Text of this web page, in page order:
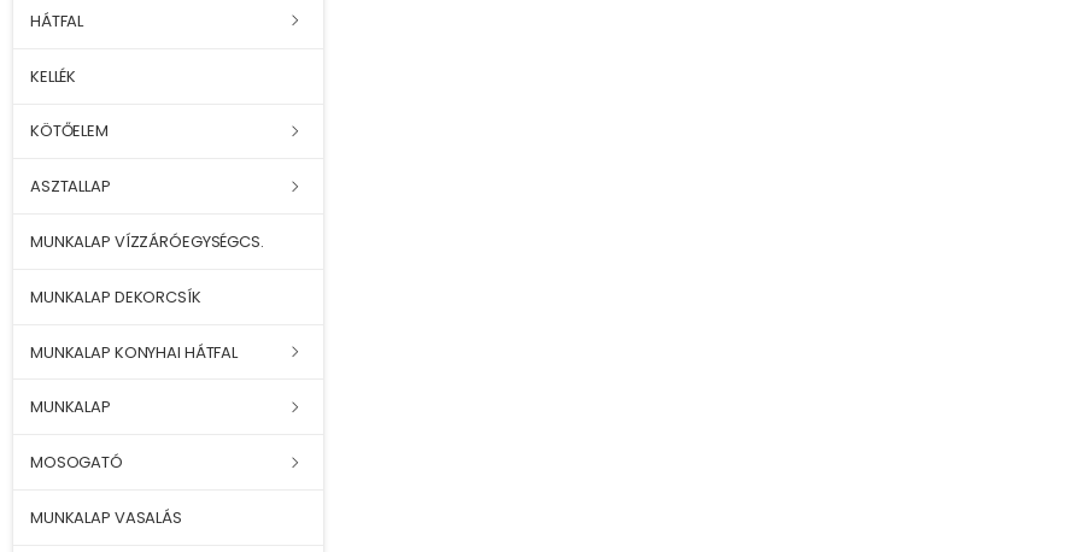
HÁTFAL
KELLÉK
KÖTŐELEM
ASZTALLAP
MUNKALAP VÍZZÁRÓEGYSÉGCS.
MUNKALAP DEKORCSÍK
MUNKALAP KONYHAI HÁTFAL
MUNKALAP
MOSOGATÓ
MUNKALAP VASALÁS